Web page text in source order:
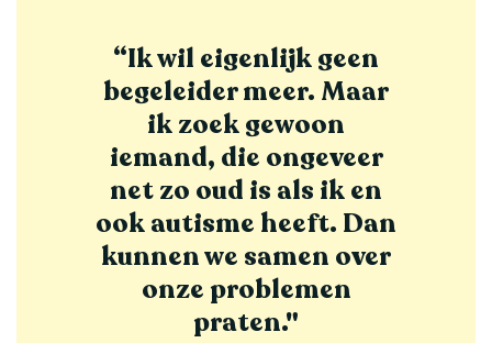
“Ik wil eigenlijk geen
begeleider meer. Maar
ik zoek gewoon
iemand, die ongeveer
net zo oud is als ik en
ook autisme heeft. Dan
kunnen we samen over
onze problemen
praten."